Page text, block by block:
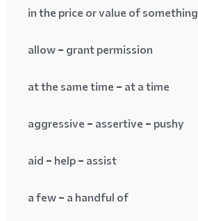
in the price or value of something
allow = grant permission
at the same time = at a time
aggressive = assertive = pushy
aid = help = assist
a few = a handful of